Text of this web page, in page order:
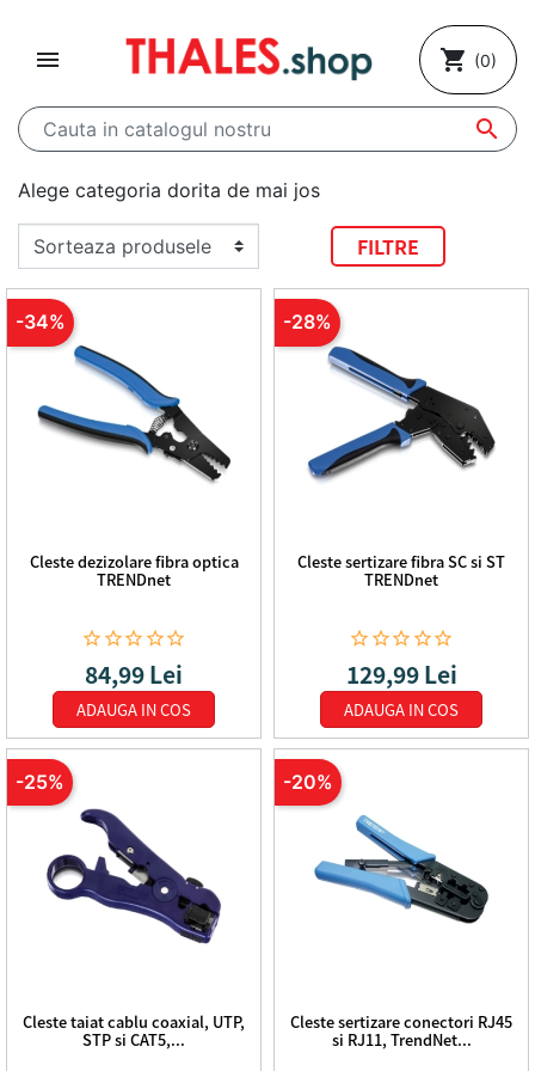


shopping_cart (0)
Alege categoria dorita de mai jos
FILTRE
Cleste dezizolare fibra optica
TRENDnet
  
Pret de baza
Pret
84,99 Lei
ADAUGA IN COS
-34%
Cleste sertizare fibra SC si ST
TRENDnet
  
Pret de baza
Pret
129,99 Lei
ADAUGA IN COS
-28%
Cleste taiat cablu coaxial, UTP,
STP si CAT5,...
-25%
Cleste sertizare conectori RJ45
si RJ11, TrendNet...
-20%